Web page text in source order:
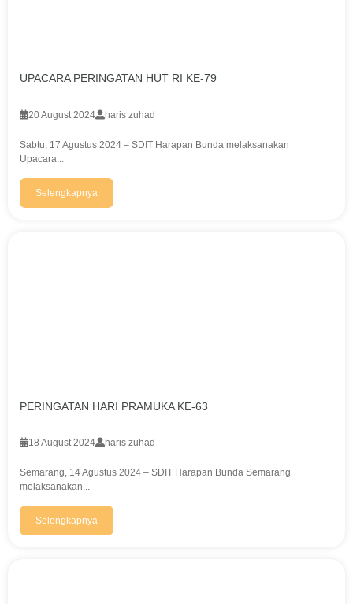
UPACARA PERINGATAN HUT RI KE-79
20 August 2024 haris zuhad
Sabtu, 17 Agustus 2024 – SDIT Harapan Bunda melaksanakan
Upacara...
Selengkapnya
PERINGATAN HARI PRAMUKA KE-63
18 August 2024 haris zuhad
Semarang, 14 Agustus 2024 – SDIT Harapan Bunda Semarang
melaksanakan...
Selengkapnya